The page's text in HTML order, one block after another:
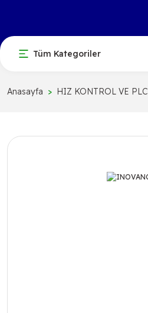
Tüm Kategoriler
Anasayfa HIZ KONTROL VE PLC